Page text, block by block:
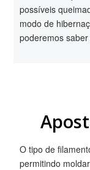
possíveis
modo de
poderemos
O tipo de
permitindo